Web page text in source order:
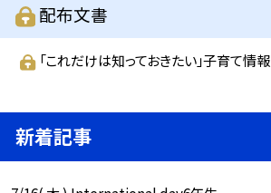
配布文書
「これだけは知っておきたい」子育て情報
新着記事